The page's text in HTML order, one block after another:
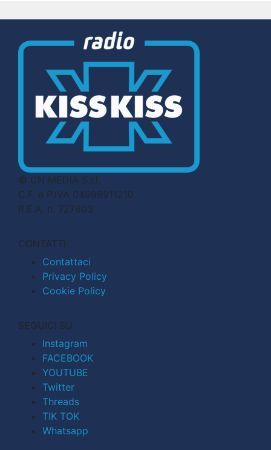
© CN MEDIA S.r.l.
C.F. e P.IVA 04998911210
R.E.A. n. 727803
CONTATTI
Contattaci
Privacy Policy
Cookie Policy
SEGUICI SU
Instagram
FACEBOOK
YOUTUBE
Twitter
Threads
TIK TOK
Whatsapp